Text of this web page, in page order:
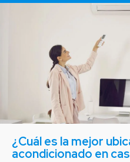
¿Cuál es la mejor
acondicionado en